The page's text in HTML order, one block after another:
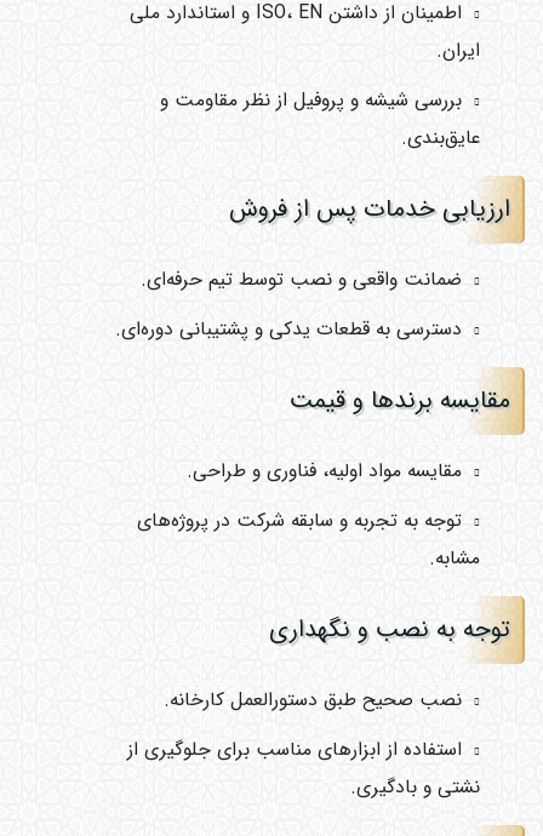
اطمینان از داشتن ISO، EN و استاندارد ملی
ایران.
بررسی شیشه و پروفیل از نظر مقاومت و
عایق‌بندی.
ارزیابی خدمات پس از فروش
ضمانت واقعی و نصب توسط تیم حرفه‌ای.
دسترسی به قطعات یدکی و پشتیبانی دوره‌ای.
مقایسه برندها و قیمت
مقایسه مواد اولیه، فناوری و طراحی.
توجه به تجربه و سابقه شرکت در پروژه‌های
مشابه.
توجه به نصب و نگهداری
نصب صحیح طبق دستورالعمل کارخانه.
استفاده از ابزارهای مناسب برای جلوگیری از
نشتی و بادگیری.